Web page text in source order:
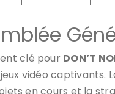
clé pour DON’T
vidéo captivants.
en cours et la